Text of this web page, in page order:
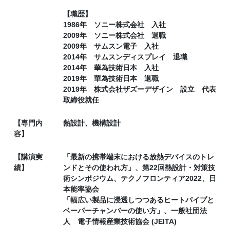
【職歴】
1986年 ソニー株式会社 入社
2009年 ソニー株式会社 退職
2009年 サムスン電子 入社
2014年 サムスンディスプレイ 退職
2014年 華為技術日本 入社
2019年 華為技術日本 退職
2019年 株式会社ザズーデザイン 設立 代表
取締役就任
【専門内
容】
熱設計、機構設計
【講演実
績】
「最新の携帯端末における放熱デバイスのトレ
ンドとその使われ方」、第22回熱設計・対策技
術シンポジウム、テクノフロンティア2022、日
本能率協会
「幅広い製品に浸透しつつあるヒートパイプと
ベーパーチャンバーの使い方」、一般社団法
人 電子情報産業技術協会 (JEITA)